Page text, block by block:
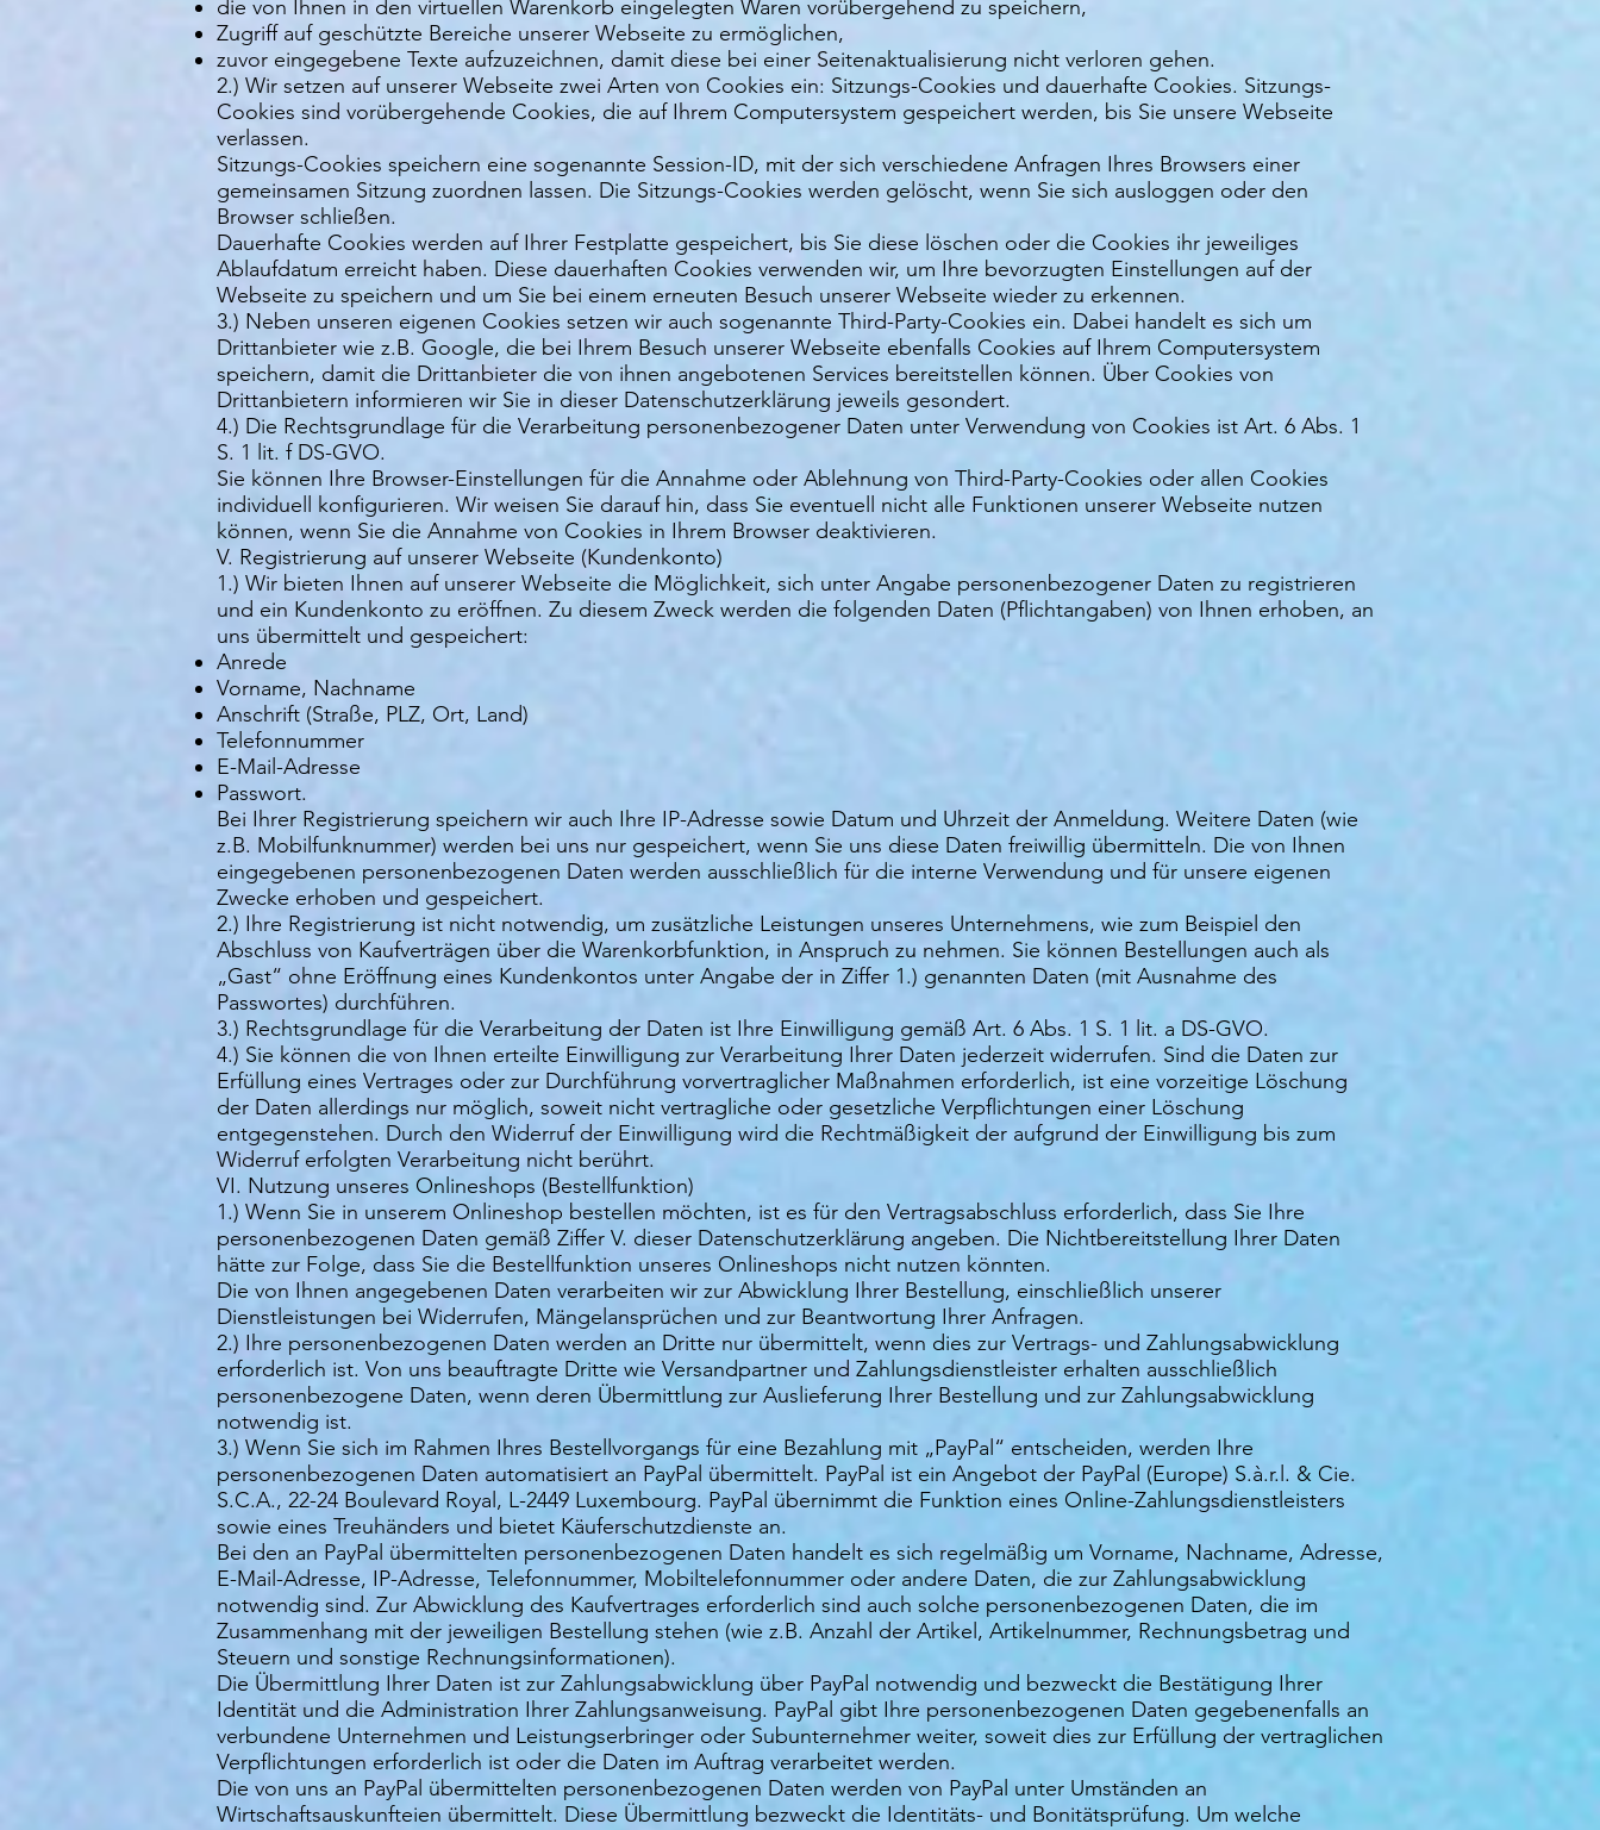
die von Ihnen in den virtuellen Warenkorb eingelegten Waren vorübergehend zu speichern,
Zugriff auf geschützte Bereiche unserer Webseite zu ermöglichen,
zuvor eingegebene Texte aufzuzeichnen, damit diese bei einer Seitenaktualisierung nicht verloren gehen.
2.) Wir setzen auf unserer Webseite zwei Arten von Cookies ein: Sitzungs-Cookies und dauerhafte Cookies. Sitzungs-
Cookies sind vorübergehende Cookies, die auf Ihrem Computersystem gespeichert werden, bis Sie unsere Webseite
verlassen.
Sitzungs-Cookies speichern eine sogenannte Session-ID, mit der sich verschiedene Anfragen Ihres Browsers einer
gemeinsamen Sitzung zuordnen lassen. Die Sitzungs-Cookies werden gelöscht, wenn Sie sich ausloggen oder den
Browser schließen.
Dauerhafte Cookies werden auf Ihrer Festplatte gespeichert, bis Sie diese löschen oder die Cookies ihr jeweiliges
Ablaufdatum erreicht haben. Diese dauerhaften Cookies verwenden wir, um Ihre bevorzugten Einstellungen auf der
Webseite zu speichern und um Sie bei einem erneuten Besuch unserer Webseite wieder zu erkennen.
3.) Neben unseren eigenen Cookies setzen wir auch sogenannte Third-Party-Cookies ein. Dabei handelt es sich um
Drittanbieter wie z.B. Google, die bei Ihrem Besuch unserer Webseite ebenfalls Cookies auf Ihrem Computersystem
speichern, damit die Drittanbieter die von ihnen angebotenen Services bereitstellen können. Über Cookies von
Drittanbietern informieren wir Sie in dieser Datenschutzerklärung jeweils gesondert.
4.) Die Rechtsgrundlage für die Verarbeitung personenbezogener Daten unter Verwendung von Cookies ist Art. 6 Abs. 1
S. 1 lit. f DS-GVO.
Sie können Ihre Browser-Einstellungen für die Annahme oder Ablehnung von Third-Party-Cookies oder allen Cookies
individuell konfigurieren. Wir weisen Sie darauf hin, dass Sie eventuell nicht alle Funktionen unserer Webseite nutzen
können, wenn Sie die Annahme von Cookies in Ihrem Browser deaktivieren.
V. Registrierung auf unserer Webseite (Kundenkonto)
1.) Wir bieten Ihnen auf unserer Webseite die Möglichkeit, sich unter Angabe personenbezogener Daten zu registrieren
und ein Kundenkonto zu eröffnen. Zu diesem Zweck werden die folgenden Daten (Pflichtangaben) von Ihnen erhoben, an
uns übermittelt und gespeichert:
Anrede
Vorname, Nachname
Anschrift (Straße, PLZ, Ort, Land)
Telefonnummer
E-Mail-Adresse
Passwort.
Bei Ihrer Registrierung speichern wir auch Ihre IP-Adresse sowie Datum und Uhrzeit der Anmeldung. Weitere Daten (wie
z.B. Mobilfunknummer) werden bei uns nur gespeichert, wenn Sie uns diese Daten freiwillig übermitteln. Die von Ihnen
eingegebenen personenbezogenen Daten werden ausschließlich für die interne Verwendung und für unsere eigenen
Zwecke erhoben und gespeichert.
2.) Ihre Registrierung ist nicht notwendig, um zusätzliche Leistungen unseres Unternehmens, wie zum Beispiel den
Abschluss von Kaufverträgen über die Warenkorbfunktion, in Anspruch zu nehmen. Sie können Bestellungen auch als
„Gast“ ohne Eröffnung eines Kundenkontos unter Angabe der in Ziffer 1.) genannten Daten (mit Ausnahme des
Passwortes) durchführen.
3.) Rechtsgrundlage für die Verarbeitung der Daten ist Ihre Einwilligung gemäß Art. 6 Abs. 1 S. 1 lit. a DS-GVO.
4.) Sie können die von Ihnen erteilte Einwilligung zur Verarbeitung Ihrer Daten jederzeit widerrufen. Sind die Daten zur
Erfüllung eines Vertrages oder zur Durchführung vorvertraglicher Maßnahmen erforderlich, ist eine vorzeitige Löschung
der Daten allerdings nur möglich, soweit nicht vertragliche oder gesetzliche Verpflichtungen einer Löschung
entgegenstehen. Durch den Widerruf der Einwilligung wird die Rechtmäßigkeit der aufgrund der Einwilligung bis zum
Widerruf erfolgten Verarbeitung nicht berührt.
VI. Nutzung unseres Onlineshops (Bestellfunktion)
1.) Wenn Sie in unserem Onlineshop bestellen möchten, ist es für den Vertragsabschluss erforderlich, dass Sie Ihre
personenbezogenen Daten gemäß Ziffer V. dieser Datenschutzerklärung angeben. Die Nichtbereitstellung Ihrer Daten
hätte zur Folge, dass Sie die Bestellfunktion unseres Onlineshops nicht nutzen könnten.
Die von Ihnen angegebenen Daten verarbeiten wir zur Abwicklung Ihrer Bestellung, einschließlich unserer
Dienstleistungen bei Widerrufen, Mängelansprüchen und zur Beantwortung Ihrer Anfragen.
2.) Ihre personenbezogenen Daten werden an Dritte nur übermittelt, wenn dies zur Vertrags- und Zahlungsabwicklung
erforderlich ist. Von uns beauftragte Dritte wie Versandpartner und Zahlungsdienstleister erhalten ausschließlich
personenbezogene Daten, wenn deren Übermittlung zur Auslieferung Ihrer Bestellung und zur Zahlungsabwicklung
notwendig ist.
3.) Wenn Sie sich im Rahmen Ihres Bestellvorgangs für eine Bezahlung mit „PayPal“ entscheiden, werden Ihre
personenbezogenen Daten automatisiert an PayPal übermittelt. PayPal ist ein Angebot der PayPal (Europe) S.à.r.l. & Cie.
S.C.A., 22-24 Boulevard Royal, L-2449 Luxembourg. PayPal übernimmt die Funktion eines Online-Zahlungsdienstleisters
sowie eines Treuhänders und bietet Käuferschutzdienste an.
Bei den an PayPal übermittelten personenbezogenen Daten handelt es sich regelmäßig um Vorname, Nachname, Adresse,
E-Mail-Adresse, IP-Adresse, Telefonnummer, Mobiltelefonnummer oder andere Daten, die zur Zahlungsabwicklung
notwendig sind. Zur Abwicklung des Kaufvertrages erforderlich sind auch solche personenbezogenen Daten, die im
Zusammenhang mit der jeweiligen Bestellung stehen (wie z.B. Anzahl der Artikel, Artikelnummer, Rechnungsbetrag und
Steuern und sonstige Rechnungsinformationen).
Die Übermittlung Ihrer Daten ist zur Zahlungsabwicklung über PayPal notwendig und bezweckt die Bestätigung Ihrer
Identität und die Administration Ihrer Zahlungsanweisung. PayPal gibt Ihre personenbezogenen Daten gegebenenfalls an
verbundene Unternehmen und Leistungserbringer oder Subunternehmer weiter, soweit dies zur Erfüllung der vertraglichen
Verpflichtungen erforderlich ist oder die Daten im Auftrag verarbeitet werden.
Die von uns an PayPal übermittelten personenbezogenen Daten werden von PayPal unter Umständen an
Wirtschaftsauskunfteien übermittelt. Diese Übermittlung bezweckt die Identitäts- und Bonitätsprüfung. Um welche